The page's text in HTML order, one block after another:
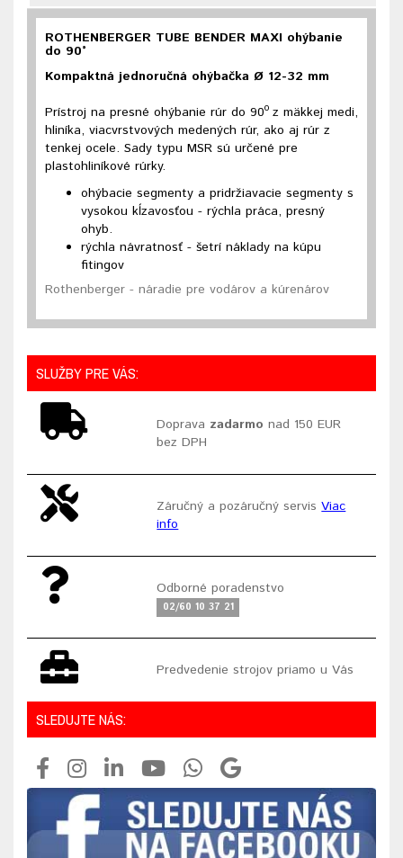
ROTHENBERGER TUBE BENDER MAXI ohýbanie
do 90°
Kompaktná jednoručná ohýbačka Ø 12-32 mm
Prístroj na presné ohýbanie rúr do 90o z mäkkej medi,
hliníka, viacvrstvových medených rúr, ako aj rúr z
tenkej ocele. Sady typu MSR sú určené pre
plastohliníkové rúrky.
ohýbacie segmenty a pridržiavacie segmenty s
vysokou kĺzavosťou - rýchla práca, presný
ohyb.
rýchla návratnosť - šetrí náklady na kúpu
fitingov
Rothenberger - náradie pre vodárov a kúrenárov
SLUŽBY PRE VÁS:
Doprava zadarmo nad 150 EUR
bez DPH
Záručný a pozáručný servisViac
info
Odborné poradenstvo
02/60 10 37 21
Predvedenie strojov priamo u Vás
SLEDUJTE NÁS: